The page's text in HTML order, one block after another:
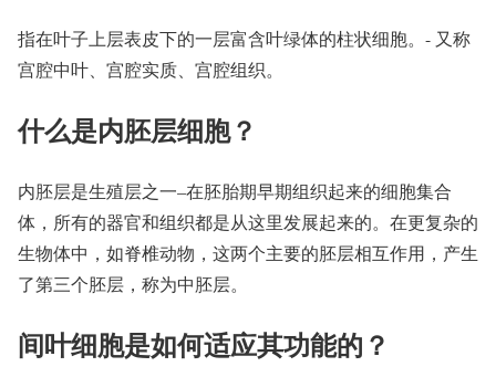
指在叶子上层表皮下的一层富含叶绿体的柱状细胞。- 又称
宫腔中叶、宫腔实质、宫腔组织。
什么是内胚层细胞？
内胚层是生殖层之一–在胚胎期早期组织起来的细胞集合
体，所有的器官和组织都是从这里发展起来的。在更复杂的
生物体中，如脊椎动物，这两个主要的胚层相互作用，产生
了第三个胚层，称为中胚层。
间叶细胞是如何适应其功能的？